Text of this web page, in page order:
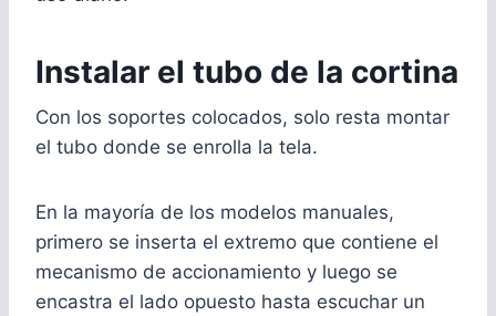
Instalar el tubo de la cortina
Con los soportes colocados, solo resta montar
el tubo donde se enrolla la tela.
En la mayoría de los modelos manuales,
primero se inserta el extremo que contiene el
mecanismo de accionamiento y luego se
encastra el lado opuesto hasta escuchar un